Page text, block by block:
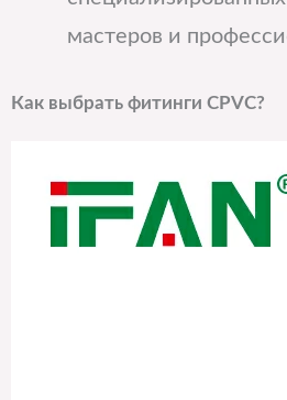
мастеров и
Как выбрать фитинги CPVC?